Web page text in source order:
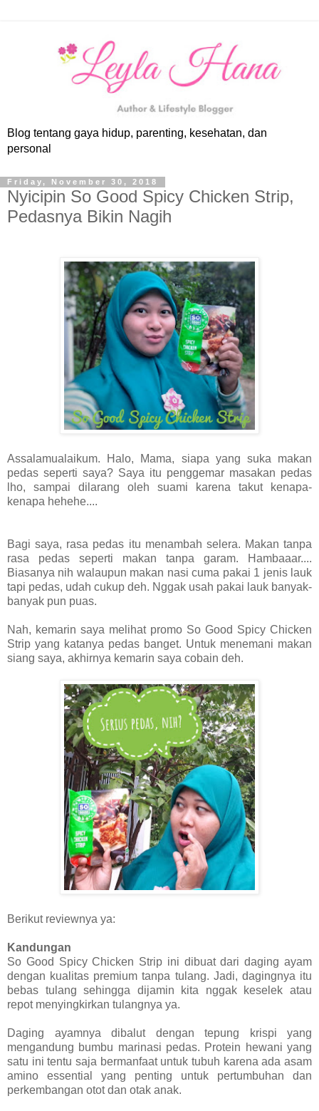
Blog tentang gaya hidup, parenting, kesehatan, dan
personal
Friday, November 30, 2018
Nyicipin So Good Spicy Chicken Strip,
Pedasnya Bikin Nagih
Assalamualaikum. Halo, Mama, siapa yang suka makan
pedas seperti saya? Saya itu penggemar masakan pedas
lho, sampai dilarang oleh suami karena takut kenapa-
kenapa hehehe....
Bagi saya, rasa pedas itu menambah selera. Makan tanpa
rasa pedas seperti makan tanpa garam. Hambaaar....
Biasanya nih walaupun makan nasi cuma pakai 1 jenis lauk
tapi pedas, udah cukup deh. Nggak usah pakai lauk banyak-
banyak pun puas.
Nah, kemarin saya melihat promo So Good Spicy Chicken
Strip yang katanya pedas banget. Untuk menemani makan
siang saya, akhirnya kemarin saya cobain deh.
Berikut reviewnya ya:
Kandungan
So Good Spicy Chicken Strip ini dibuat dari daging ayam
dengan kualitas premium tanpa tulang. Jadi, dagingnya itu
bebas tulang sehingga dijamin kita nggak keselek atau
repot menyingkirkan tulangnya ya.
Daging ayamnya dibalut dengan tepung krispi yang
mengandung bumbu marinasi pedas. Protein hewani yang
satu ini tentu saja bermanfaat untuk tubuh karena ada asam
amino essential yang penting untuk pertumbuhan dan
perkembangan otot dan otak anak.